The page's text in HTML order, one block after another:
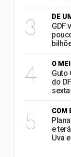
3 DE
GDF
4 O
Guto
do
5 COM
e
Uva